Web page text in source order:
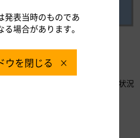
り）位置図
ションの利用状況やFCVの普及状況
の設置を検討してまいります。
発表当時のものであ
場合があります。
ウを閉じる